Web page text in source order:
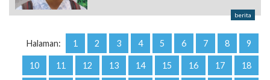
berita
Halaman: 1 2 3 4 5 6 7 8 9
10 11 12 13 14 15 16 17 18